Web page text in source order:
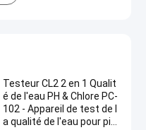
Testeur CL2 2 en 1 Qualit
é de l'eau PH & Chlore PC-
102 - Appareil de test de l
a qualité de l'eau pour pis